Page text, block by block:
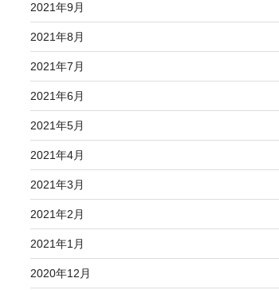
2021年9月
2021年8月
2021年7月
2021年6月
2021年5月
2021年4月
2021年3月
2021年2月
2021年1月
2020年12月